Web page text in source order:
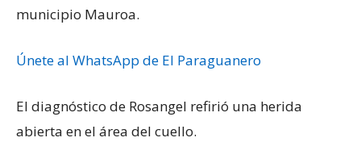
municipio Mauroa.
Únete al WhatsApp de El Paraguanero
El diagnóstico de Rosangel refirió una herida
abierta en el área del cuello.